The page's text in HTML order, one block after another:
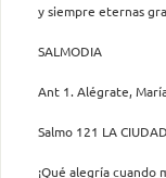
y siempre eternas
SALMODIA
Ant 1. Alégrate,
Salmo 121 LA
¡Qué alegría cuando